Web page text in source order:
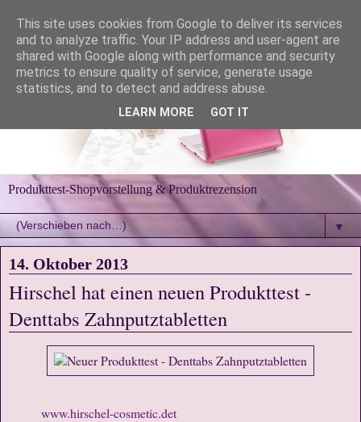
Produkttest-Shopvorstellung & Produktrezension
▼
14. Oktober 2013
Hirschel hat einen neuen Produkttest -
Denttabs Zahnputztabletten
www.hirschel-cosmetic.det
This site uses cookies from Google to deliver its services
and to analyze traffic. Your IP address and user-agent are
shared with Google along with performance and security
metrics to ensure quality of service, generate usage
statistics, and to detect and address abuse.
LEARN MORE GOT IT